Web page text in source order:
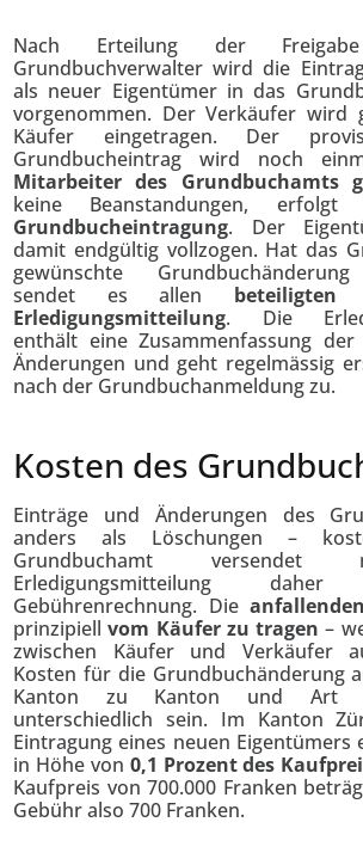
Nach Erteilung der
Grundbuchverwalter wird die
als neuer Eigentümer in das
vorgenommen. Der Verkäufer wird
Käufer eingetragen. Der
Grundbucheintrag wird noch
Mitarbeiter des Grundbuchamts
keine Beanstandungen,
Grundbucheintragung. Der
damit endgültig vollzogen. Hat das
gewünschte
sendet es allen beteiligten
Erledigungsmitteilung. Die
enthält eine Zusammenfassung der
Änderungen und geht regelmässig
nach der Grundbuchanmeldung zu.
Kosten des
Einträge und Änderungen des
anders als Löschungen –
Grundbuchamt versendet
Erledigungsmitteilung
Gebührenrechnung. Die
prinzipiellvom Käufer zu tragen –
zwischen Käufer und Verkäufer
Kosten für die Grundbuchänderung
Kanton zu Kanton und Art
unterschiedlich sein. Im Kanton
Eintragung eines neuen Eigentümers
in Höhe von 0,1 Prozent des
Kaufpreis von 700.000 Franken
Gebühr also 700 Franken.